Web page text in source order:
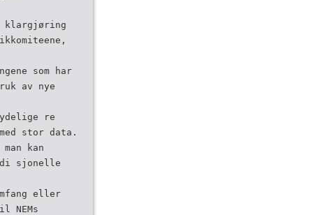
klargjøring
som har
av nye
re
stor­ data.
kan
sjonelle
eller
NEMs